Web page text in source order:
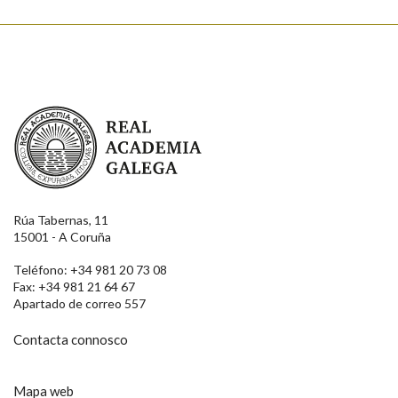
Real Academia Galega
Rúa Tabernas, 11
15001 - A Coruña
Teléfono: +34 981 20 73 08
Fax: +34 981 21 64 67
Apartado de correo 557
Contacta connosco
Mapa web